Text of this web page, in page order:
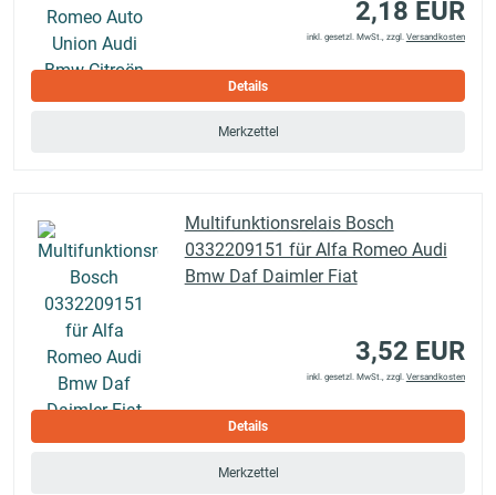
2,18 EUR
inkl. gesetzl. MwSt., zzgl. Versandkosten
Details
Merkzettel
Multifunktionsrelais Bosch
0332209151 für Alfa Romeo Audi
Bmw Daf Daimler Fiat
3,52 EUR
inkl. gesetzl. MwSt., zzgl. Versandkosten
Details
Merkzettel